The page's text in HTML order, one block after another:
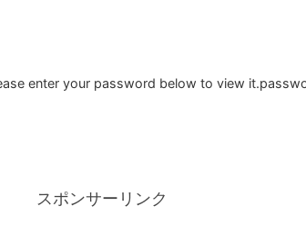
enter your password below to view
スポンサーリンク